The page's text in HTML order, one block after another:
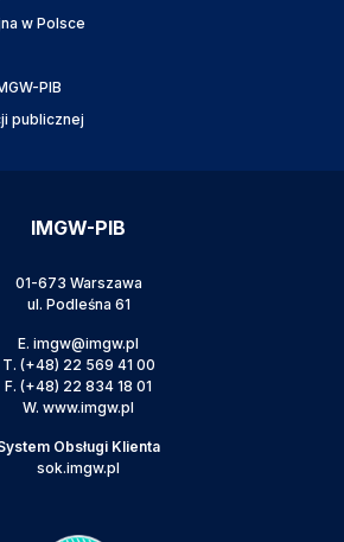
w Polsce
PIB
publicznej
IMGW-PIB
01-673 Warszawa
ul. Podleśna 61
E. imgw@imgw.pl
T. (+48) 22 569 41 00
F. (+48) 22 834 18 01
W. www.imgw.pl
Obsługi Klienta
sok.imgw.pl